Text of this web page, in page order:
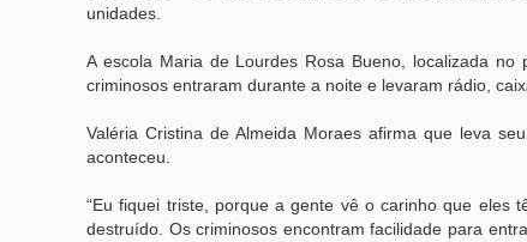
unidades.
A escola Maria de Lourdes Rosa Bueno, localizada
criminosos entraram durante a noite e levaram rádio,
Valéria Cristina de Almeida Moraes afirma que leva
aconteceu.
“Eu fiquei triste, porque a gente vê o carinho que eles
destruído. Os criminosos encontram facilidade para